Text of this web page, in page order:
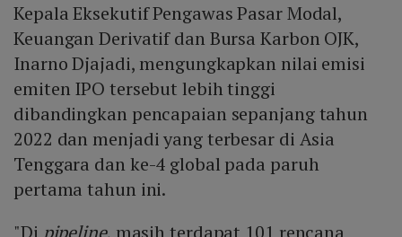
Kepala Eksekutif Pengawas Pasar Modal,
Keuangan Derivatif dan Bursa Karbon OJK,
Inarno Djajadi, mengungkapkan nilai emisi
emiten IPO tersebut lebih tinggi
dibandingkan pencapaian sepanjang tahun
2022 dan menjadi yang terbesar di Asia
Tenggara dan ke-4 global pada paruh
pertama tahun ini.